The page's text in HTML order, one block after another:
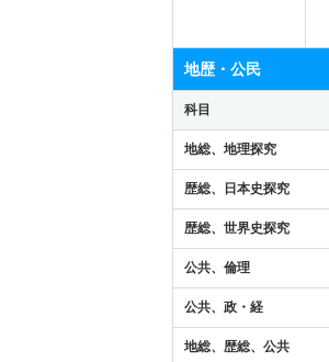
地歴・公民
科目
地総、地理探究
歴総、日本史探究
歴総、世界史探究
公共、倫理
公共、政・経
地総、歴総、公共